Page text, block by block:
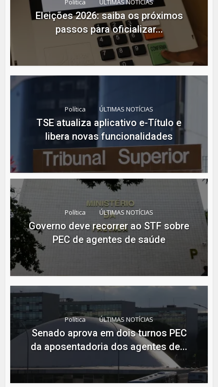
Política ÚLTIMAS NOTÍCIAS
Eleições 2026: saiba os próximos
passos para oficializar...
Política ÚLTIMAS NOTÍCIAS
TSE atualiza aplicativo e-Título e
libera novas funcionalidades
Política ÚLTIMAS NOTÍCIAS
Governo deve recorrer ao STF sobre
PEC de agentes de saúde
Política ÚLTIMAS NOTÍCIAS
Senado aprova em dois turnos PEC
da aposentadoria dos agentes de...